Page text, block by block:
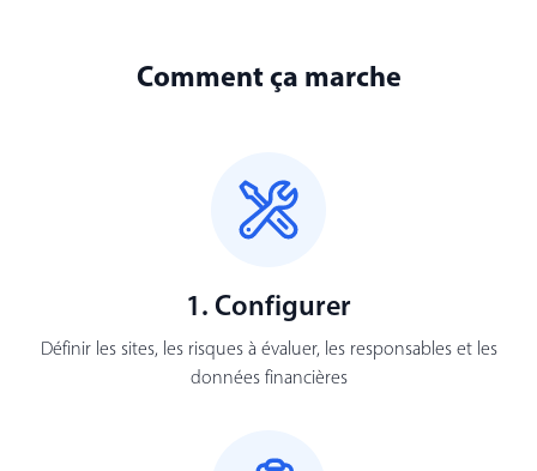
Comment ça marche
1. Configurer
Définir les sites, les risques à évaluer, les responsables et les
données financières